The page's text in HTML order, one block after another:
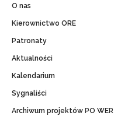
O nas
Kierownictwo ORE
Patronaty
Aktualności
Kalendarium
Sygnaliści
Archiwum projektów PO WER